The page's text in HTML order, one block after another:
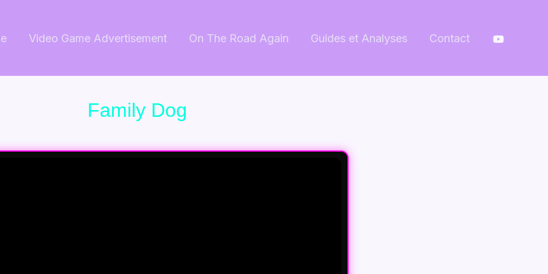
Video Game Advertisement On The Road Again Guides et Analyses Contact
Family Dog